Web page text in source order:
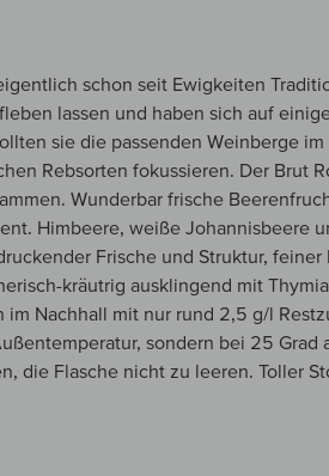
schon seit Ewigkeiten
lassen und haben sich auf
sie die passenden Weinberge
Rebsorten fokussieren. Der Brut
Wunderbar frische
Himbeere, weiße Johannisbeere
Frische und Struktur, feiner
kräutrig ausklingend mit
Nachhall mit nur rund 2,5 g/l
sondern bei 25 Grad
die Flasche nicht zu leeren. Toller